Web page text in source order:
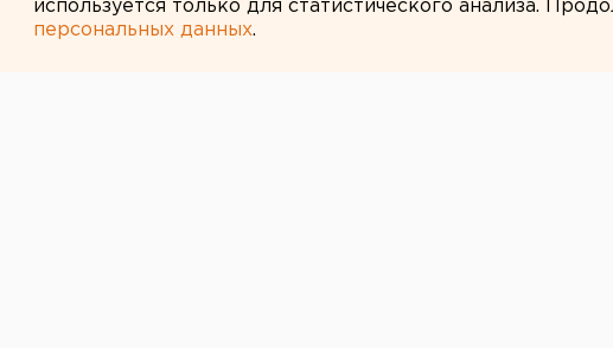
используется только для статистического анализа.
персональных данных.